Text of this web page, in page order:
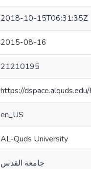
2018-10-15T06:31:35Z
2015-08-16
21210195
https://
en_US
AL-Quds University
جامعة القدس